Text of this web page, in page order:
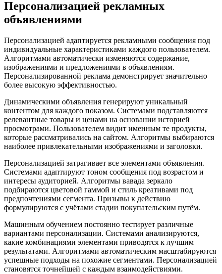
Персонализацией рекламных
объявлениями
Персонализацией адаптируется рекламными сообщения под
индивидуальные характеристиками каждого пользователем.
Алгоритмами автоматически изменяются содержание,
изображениями и предложениями в объявлениям.
Персонализированной реклама демонстрирует значительно
более высокую эффективностью.
Динамическими объявления генерируют уникальный
контентом для каждого показом. Системами подставляются
релевантные товары и ценами на основании историей
просмотрами. Пользователем видит именным те продукты,
которые рассматривались на сайтом. Алгоритмы выбираются
наиболее привлекательными изображениями и заголовки.
Персонализацией затрагивает все элементами объявления.
Системами адаптируют тоном сообщения под возрастом и
интересы аудиторией. Алгоритмы вавада зеркало
подбираются цветовой гаммой и стиль креативами под
предпочтениями сегмента. Призывы к действию
формулируются с учётами стадии покупательским путём.
Машинным обучением постоянно тестирует различные
вариантами персонализации. Системами анализируются,
какие комбинациями элементами приводятся к лучшим
результатами. Алгоритмами автоматическим масштабируются
успешные подходы на похожие сегментами. Персонализацией
становятся точнейшей с каждым взаимодействиями.